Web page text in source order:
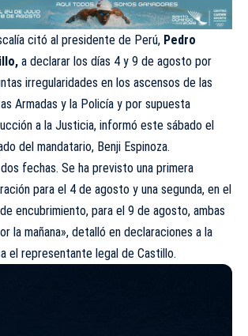
citó al presidente de Perú, Pedro
a declarar los días 4 y 9 de agosto por
irregularidades en los ascensos de las
Armadas y la Policía y por supuesta
a la Justicia, informó este sábado el
del mandatario, Benji Espinoza.
fechas. Se ha previsto una primera
para el 4 de agosto y una segunda, en el
encubrimiento, para el 9 de agosto, ambas
la mañana», detalló en declaraciones a la
el representante legal de Castillo.